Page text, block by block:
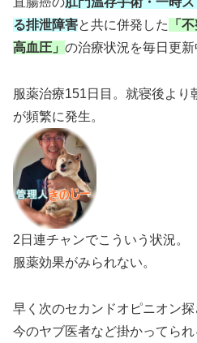
る排泄障害と共に併発した
「
高血圧」 の治療状況を毎日更新
服薬治療151日目。就寝後より
が頻繁に発生。
2日連チャンでこういう状況。
服薬効果がみられない。
早く次のセカンドオピニオン探
今のヤブ医者など掛かってられ